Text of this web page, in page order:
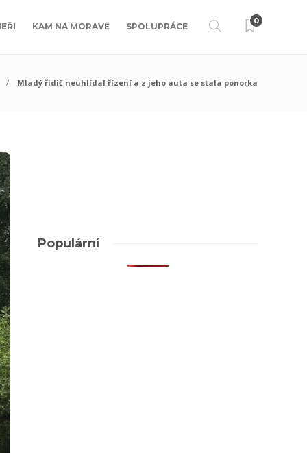
KAM NA MORAVĚ SPOLUPRÁCE
0
Mladý řidič neuhlídal řízení a z jeho auta se stala ponorka
Populární